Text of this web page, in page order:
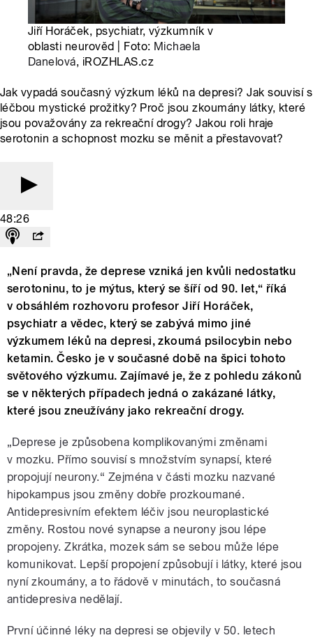
Jiří Horáček, psychiatr, výzkumník v
oblasti neurověd | Foto: Michaela
Danelová, iROZHLAS.cz
Jak vypadá současný výzkum léků na depresi? Jak souvisí s
léčbou mystické prožitky? Proč jsou zkoumány látky, které
jsou považovány za rekreační drogy? Jakou roli hraje
serotonin a schopnost mozku se měnit a přestavovat?
48:26
„Není pravda, že deprese vzniká jen kvůli nedostatku
serotoninu, to je mýtus, který se šíří od 90. let,“ říká
v obsáhlém rozhovoru profesor Jiří Horáček,
psychiatr a vědec, který se zabývá mimo jiné
výzkumem léků na depresi, zkoumá psilocybin nebo
ketamin. Česko je v současné době na špici tohoto
světového výzkumu. Zajímavé je, že z pohledu zákonů
se v některých případech jedná o zakázané látky,
které jsou zneužívány jako rekreační drogy.
„Deprese je způsobena komplikovanými změnami
v mozku. Přímo souvisí s množstvím synapsí, které
propojují neurony.“ Zejména v části mozku nazvané
hipokampus jsou změny dobře prozkoumané.
Antidepresivním efektem léčiv jsou neuroplastické
změny. Rostou nové synapse a neurony jsou lépe
propojeny. Zkrátka, mozek sám se sebou může lépe
komunikovat. Lepší propojení způsobují i látky, které jsou
nyní zkoumány, a to řádově v minutách, to současná
antidepresiva nedělají.
První účinné léky na depresi se objevily v 50. letech